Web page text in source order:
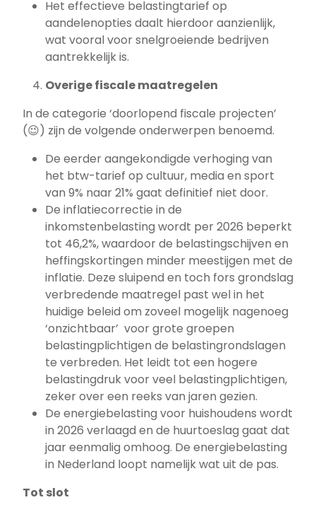
Het effectieve belastingtarief op
aandelenopties daalt hierdoor aanzienlijk,
wat vooral voor snelgroeiende bedrijven
aantrekkelijk is.
Overige fiscale maatregelen
In de categorie ‘doorlopend fiscale projecten’
(😉) zijn de volgende onderwerpen benoemd.
De eerder aangekondigde verhoging van
het btw-tarief op cultuur, media en sport
van 9% naar 21% gaat definitief niet door.
De inflatiecorrectie in de
inkomstenbelasting wordt per 2026 beperkt
tot 46,2%, waardoor de belastingschijven en
heffingskortingen minder meestijgen met de
inflatie. Deze sluipend en toch fors grondslag
verbredende maatregel past wel in het
huidige beleid om zoveel mogelijk nagenoeg
‘onzichtbaar’ voor grote groepen
belastingplichtigen de belastingrondslagen
te verbreden. Het leidt tot een hogere
belastingdruk voor veel belastingplichtigen,
zeker over een reeks van jaren gezien.
De energiebelasting voor huishoudens wordt
in 2026 verlaagd en de huurtoeslag gaat dat
jaar eenmalig omhoog. De energiebelasting
in Nederland loopt namelijk wat uit de pas.
Tot slot